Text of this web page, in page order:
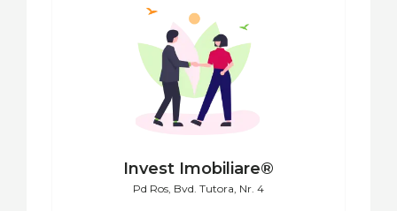
Invest Imobiliare®
Pd Ros, Bvd. Tutora, Nr. 4